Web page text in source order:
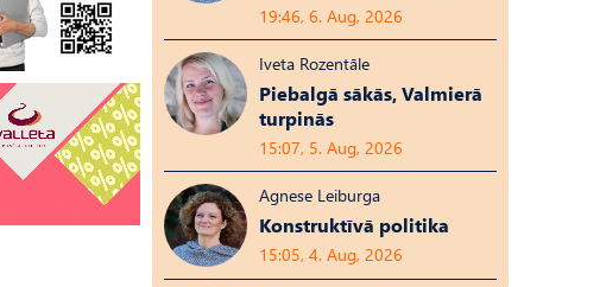
19:46, 6. Aug, 2026
Iveta Rozentāle
Piebalgā sākās, Valmierā
turpinās
15:07, 5. Aug, 2026
Agnese Leiburga
Konstruktīvā politika
15:05, 4. Aug, 2026